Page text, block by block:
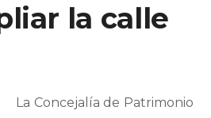
la calle
La Concejalía de Patrimonio